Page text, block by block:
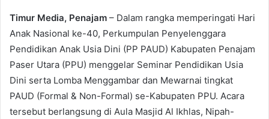
Timur Media, Penajam – Dalam rangka memperingati Hari
Anak Nasional ke-40, Perkumpulan Penyelenggara
Pendidikan Anak Usia Dini (PP PAUD) Kabupaten Penajam
Paser Utara (PPU) menggelar Seminar Pendidikan Usia
Dini serta Lomba Menggambar dan Mewarnai tingkat
PAUD (Formal & Non-Formal) se-Kabupaten PPU. Acara
tersebut berlangsung di Aula Masjid Al Ikhlas, Nipah-